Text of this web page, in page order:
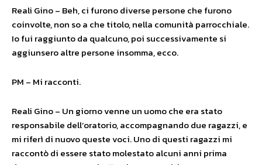
Reali Gino – Beh, ci furono diverse persone che furono
coinvolte, non so a che titolo, nella comunità parrocchiale.
Io fui raggiunto da qualcuno, poi successivamente si
aggiunsero altre persone insomma, ecco.
PM – Mi racconti.
Reali Gino – Un giorno venne un uomo che era stato
responsabile dell’oratorio, accompagnando due ragazzi, e
mi riferì di nuovo queste voci. Uno di questi ragazzi mi
raccontò di essere stato molestato alcuni anni prima